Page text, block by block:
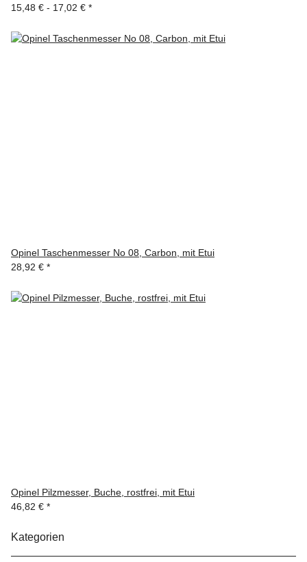
15,48 € - 17,02 € *
Opinel Taschenmesser No 08, Carbon, mit Etui
28,92 € *
Opinel Pilzmesser, Buche, rostfrei, mit Etui
46,82 € *
Kategorien